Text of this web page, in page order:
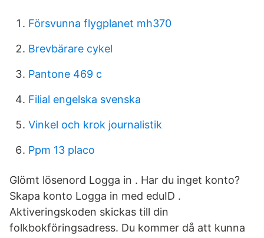
Försvunna flygplanet mh370
Brevbärare cykel
Pantone 469 c
Filial engelska svenska
Vinkel och krok journalistik
Ppm 13 placo
Glömt lösenord Logga in . Har du inget konto?
Skapa konto Logga in med eduID .
Aktiveringskoden skickas till din
folkbokföringsadress. Du kommer då att kunna